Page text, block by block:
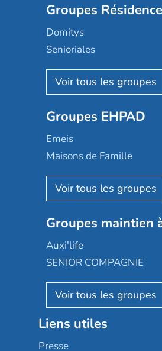
Groupes
Domitys
Senioriales
Nohée
Les Résidentiels
Mobicap
Domusvi
Happy Senior
Aquarelia
Nexity edenea
Les jardins d'Arcadie
Occitalia
Appartseniors
Reseda
Stella management
Les villages d'or
Sérénys
Groupes EHPAD
Emeis
Maisons de Famille
Korian
Emera
Groupe SOS
Le Noble Âge
Almage
Résidalya
Groupe aplus
Groupes maintien
Auxi'life
SENIOR COMPAGNIE
AGE D'OR Services
Liens utiles
Presse